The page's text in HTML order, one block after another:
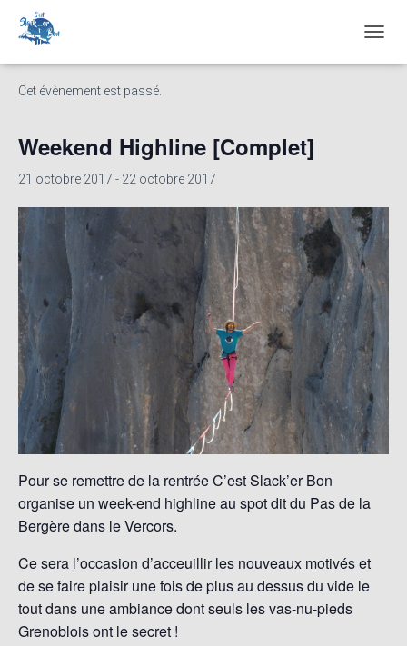
U
M
E
A
N
A
V
T
I
O
« Tous les Évènements
Cet évènement est passé.
Weekend Highline [Complet]
21 octobre 2017 - 22 octobre 2017
Pour se remettre de la rentrée C’est Slack’er Bon
organise un week-end highline au spot dit du Pas de la
Bergère dans le Vercors.
Ce sera l’occasion d’acceuillir les nouveaux motivés et
de se faire plaisir une fois de plus au dessus du vide le
tout dans une ambiance dont seuls les vas-nu-pieds
Grenoblois ont le secret !